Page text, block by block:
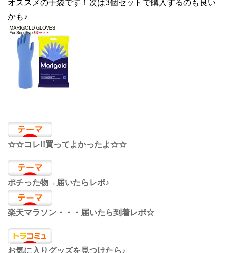
オススメの手袋です！次は3個セットで購入するのも良い
かも♪
☆☆コレ!!買ってよかったよ☆☆
ポチった物→届いたらレポ♪
楽天マラソン・・・届いたら到着レポ☆
お気に入りグッズを見つけたら♪